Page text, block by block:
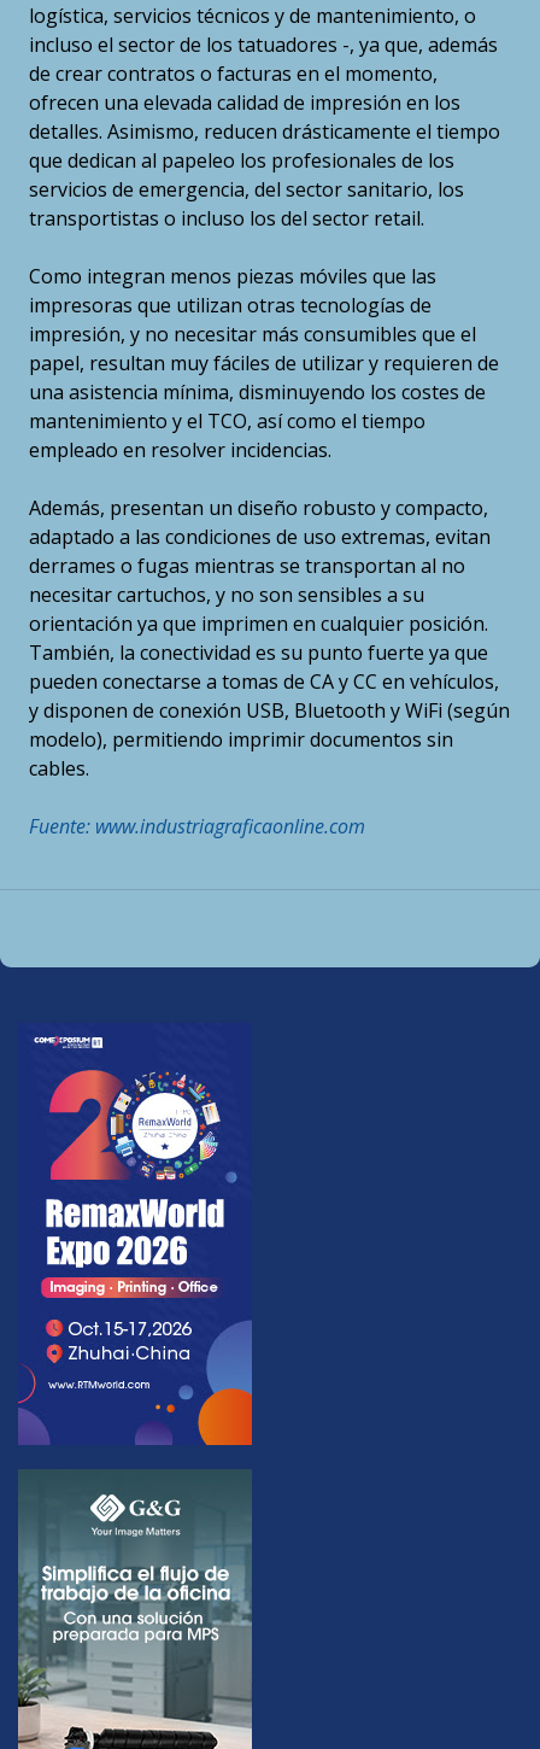
logística, servicios técnicos y de mantenimiento, o
incluso el sector de los tatuadores -, ya que, además
de crear contratos o facturas en el momento,
ofrecen una elevada calidad de impresión en los
detalles. Asimismo, reducen drásticamente el tiempo
que dedican al papeleo los profesionales de los
servicios de emergencia, del sector sanitario, los
transportistas o incluso los del sector retail.
Como integran menos piezas móviles que las
impresoras que utilizan otras tecnologías de
impresión, y no necesitar más consumibles que el
papel, resultan muy fáciles de utilizar y requieren de
una asistencia mínima, disminuyendo los costes de
mantenimiento y el TCO, así como el tiempo
empleado en resolver incidencias.
Además, presentan un diseño robusto y compacto,
adaptado a las condiciones de uso extremas, evitan
derrames o fugas mientras se transportan al no
necesitar cartuchos, y no son sensibles a su
orientación ya que imprimen en cualquier posición.
También, la conectividad es su punto fuerte ya que
pueden conectarse a tomas de CA y CC en vehículos,
y disponen de conexión USB, Bluetooth y WiFi (según
modelo), permitiendo imprimir documentos sin
cables.
Fuente: www.industriagraficaonline.com